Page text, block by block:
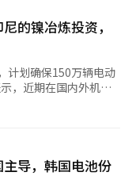
。营业利润虽然
上一季度的2078亿韩
美生产补贴（如IRA
圆柱形电池出货量增
的扩大，营收较上一
ESS在北美和欧洲的
了显著的增长势
今年上半年，最终客
目在内，获得了超过3
的镍冶炼投资，
计划确保150万辆电动
前正在推进的增发概
外监管的能力。 通
海外监管机构
导，韩国电池份